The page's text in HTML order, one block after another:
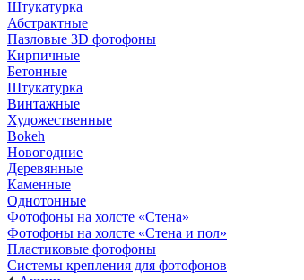
Штукатурка
Абстрактные
Пазловые 3D фотофоны
Кирпичные
Бетонные
Штукатурка
Винтажные
Художественные
Bokeh
Новогодние
Деревянные
Каменные
Однотонные
Фотофоны на холсте «Стена»
Фотофоны на холсте «Стена и пол»
Пластиковые фотофоны
Системы крепления для фотофонов